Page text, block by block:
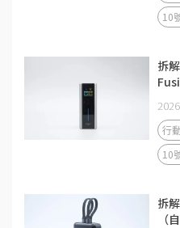
10
拆
行
10
拆
（